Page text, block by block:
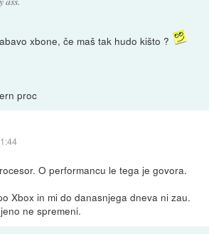
xbone, če maš tak hudo kišto ?
proc
O performancu le tega je govora.
Xbox in mi do danasnjega dneva ni zau.
ne spremeni.